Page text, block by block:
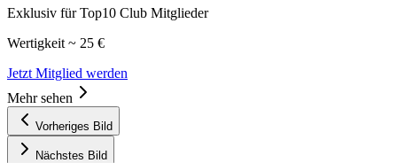
Exklusiv für Top10 Club Mitglieder
Wertigkeit ~ 25 €
Jetzt Mitglied werden
Mehr sehen
Vorheriges Bild
Nächstes Bild